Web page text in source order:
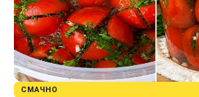
СМАЧНО